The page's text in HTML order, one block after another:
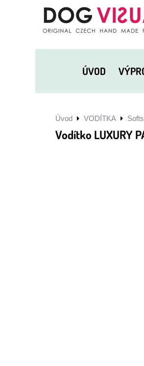
ÚVOD
Úvod VODÍTKA
Vodítko LUXURY